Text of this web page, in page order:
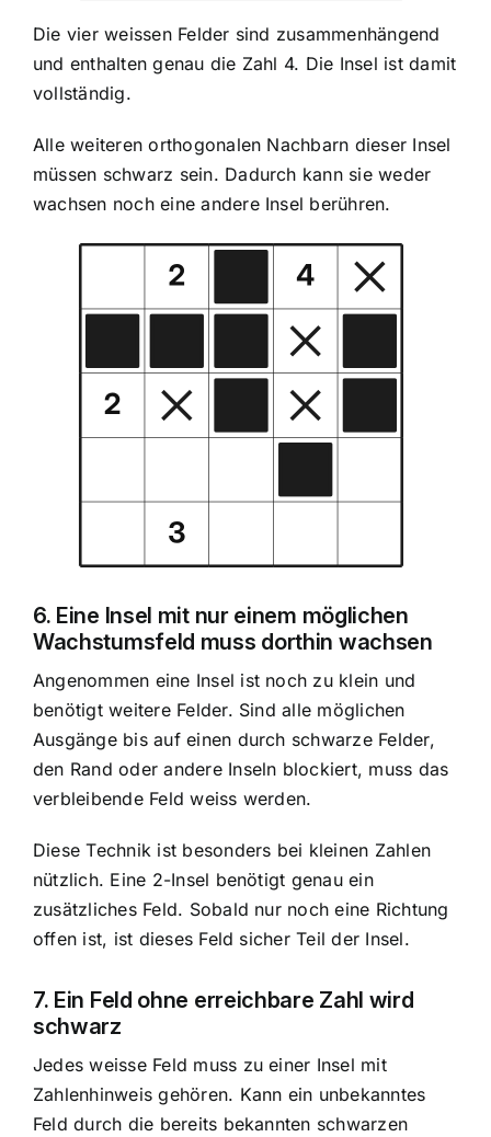
Die vier weissen Felder sind zusammenhängend
und enthalten genau die Zahl 4. Die Insel ist damit
vollständig.
Alle weiteren orthogonalen Nachbarn dieser Insel
müssen schwarz sein. Dadurch kann sie weder
wachsen noch eine andere Insel berühren.
6. Eine Insel mit nur einem möglichen
Wachstumsfeld muss dorthin wachsen
Angenommen eine Insel ist noch zu klein und
benötigt weitere Felder. Sind alle möglichen
Ausgänge bis auf einen durch schwarze Felder,
den Rand oder andere Inseln blockiert, muss das
verbleibende Feld weiss werden.
Diese Technik ist besonders bei kleinen Zahlen
nützlich. Eine 2-Insel benötigt genau ein
zusätzliches Feld. Sobald nur noch eine Richtung
offen ist, ist dieses Feld sicher Teil der Insel.
7. Ein Feld ohne erreichbare Zahl wird
schwarz
Jedes weisse Feld muss zu einer Insel mit
Zahlenhinweis gehören. Kann ein unbekanntes
Feld durch die bereits bekannten schwarzen